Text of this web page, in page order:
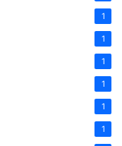
1
1
1
1
1
1